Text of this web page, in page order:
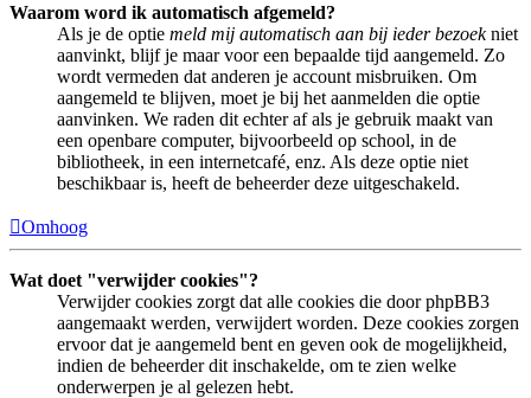
Waarom word ik automatisch afgemeld?
Als je de optie meld mij automatisch aan bij ieder bezoekniet
aanvinkt, blijf je maar voor een bepaalde tijd aangemeld. Zo
wordt vermeden dat anderen je account misbruiken. Om
aangemeld te blijven, moet je bij het aanmelden die optie
aanvinken. We raden dit echter af als je gebruik maakt van
een openbare computer, bijvoorbeeld op school, in de
bibliotheek, in een internetcafé, enz. Als deze optie niet
beschikbaar is, heeft de beheerder deze uitgeschakeld.
Omhoog
Wat doet "verwijder cookies"?
Verwijder cookies zorgt dat alle cookies die door phpBB3
aangemaakt werden, verwijdert worden. Deze cookies zorgen
ervoor dat je aangemeld bent en geven ook de mogelijkheid,
indien de beheerder dit inschakelde, om te zien welke
onderwerpen je al gelezen hebt.